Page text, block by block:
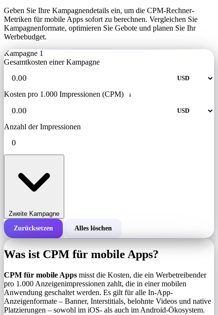
Geben Sie Ihre Kampagnendetails ein, um die CPM-Rechner-
Metriken für mobile Apps sofort zu berechnen. Vergleichen Sie
Kampagnenformate, optimieren Sie Gebote und planen Sie Ihr
Werbebudget.
Kampagne 1
Gesamtkosten einer Kampagne
Kosten pro 1.000 Impressionen (CPM) i
Anzahl der Impressionen
Zweite Kampagne
Gesamtkosten einer Kampagne
Anzahl der Impressionen
Zurücksetzen Alles löschen
Was ist CPM für mobile Apps?
CPM für mobile Apps misst die Kosten, die ein Werbetreibender
pro 1.000 Anzeigenimpressionen zahlt, die in einer mobilen
Anwendung geschaltet werden. Es gilt für alle In-App-
Anzeigenformate – Banner, Interstitials, belohnte Videos und native
Platzierungen – sowohl im iOS- als auch im Android-Ökosystem.